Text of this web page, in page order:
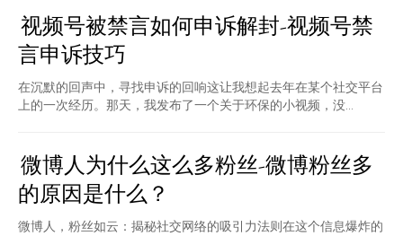
视频号被禁言如何申诉解封-视频号禁
言申诉技巧
在沉默的回声中，寻找申诉的回响这让我想起去年在某个社交平台
上的一次经历。那天，我发布了一个关于环保的小视频，没...
微博人为什么这么多粉丝-微博粉丝多
的原因是什么？
微博人，粉丝如云：揭秘社交网络的吸引力法则在这个信息爆炸的